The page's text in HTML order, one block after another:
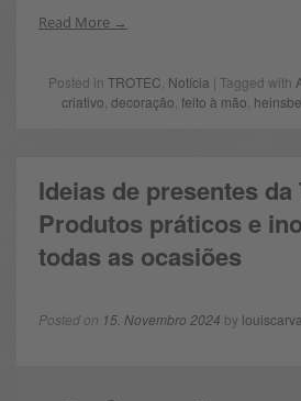
Read More
Posted in TROTEC Notícia | Tagged with
criativo decoração feito à mão
Ideias de presentes da
Produtos práticos e
todas as ocasiões
Posted on 15. Novembro 2024 by